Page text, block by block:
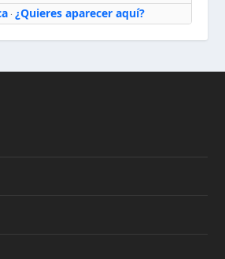
· ¿Quieres aparecer aquí?